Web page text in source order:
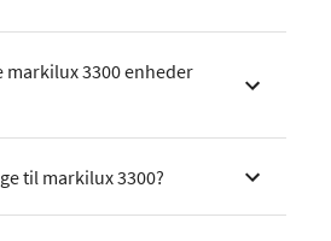
markilux 3300 enheder
til markilux 3300?